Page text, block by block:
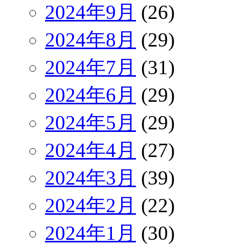
2024年9月 (26)
2024年8月 (29)
2024年7月 (31)
2024年6月 (29)
2024年5月 (29)
2024年4月 (27)
2024年3月 (39)
2024年2月 (22)
2024年1月 (30)